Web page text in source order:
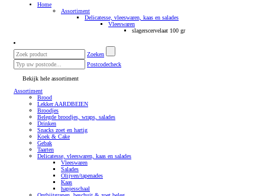
Home
Assortiment
Delicatesse, vleeswaren, kaas en salades
Vleeswaren
slagerscervelaat 100 gr
Zoeken
Postcodecheck
Bekijk hele assortiment
Assortiment
Brood
Lekker AARDBEIEN
Broodjes
Belegde broodjes, wraps, salades
Drinken
Snacks zoet en hartig
Koek & Cake
Gebak
Taarten
Delicatesse, vleeswaren, kaas en salades
Vleeswaren
Salades
Olijven/tapenades
Kaas
hapjesschaal